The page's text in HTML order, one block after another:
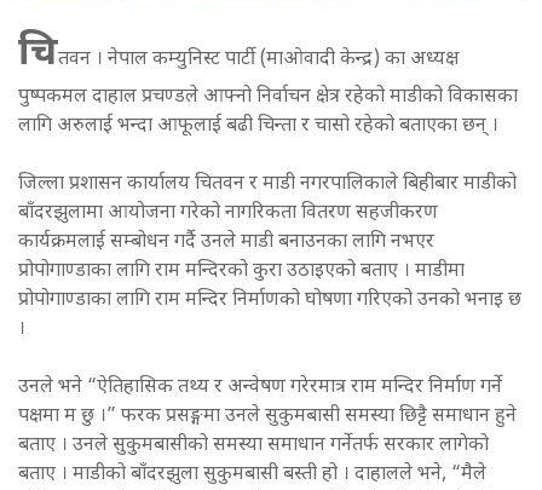
चितवन । नेपाल कम्युनिस्ट पार्टी (माओवादी केन्द्र) का अध्यक्ष
पुष्पकमल दाहाल प्रचण्डले आफ्नो निर्वाचन क्षेत्र रहेको माडीको विकासका
लागि अरुलाई भन्दा आफूलाई बढी चिन्ता र चासो रहेको बताएका छन् ।
जिल्ला प्रशासन कार्यालय चितवन र माडी नगरपालिकाले बिहीबार माडीको
बाँदरझुलामा आयोजना गरेको नागरिकता वितरण सहजीकरण
कार्यक्रमलाई सम्बोधन गर्दै उनले माडी बनाउनका लागि नभएर
प्रोपोगाण्डाका लागि राम मन्दिरको कुरा उठाइएको बताए । माडीमा
प्रोपोगाण्डाका लागि राम मन्दिर निर्माणको घोषणा गरिएको उनको भनाइ छ
।
उनले भने “ऐतिहासिक तथ्य र अन्वेषण गरेरमात्र राम मन्दिर निर्माण गर्ने
पक्षमा म छु ।” फरक प्रसङ्गमा उनले सुकुमबासी समस्या छिट्टै समाधान हुने
बताए । उनले सुकुमबासीको समस्या समाधान गर्नेतर्फ सरकार लागेको
बताए । माडीको बाँदरझुला सुकुमबासी बस्ती हो । दाहालले भने, “मैले